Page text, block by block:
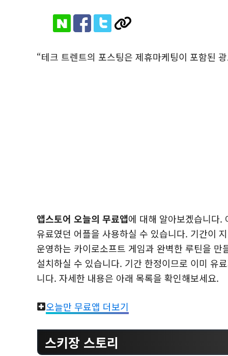
“테크 트렌트의 포스팅은 제휴마케팅이 포함된
앱스토어 오늘의 무료앱에 대해 알아보겠습니다.
유료였던 어플을 사용하실 수 있습니다. 기간이
운영하는 카이로소프트 게임과 완벽한 루틴을
설치하실 수 있습니다. 기간 한정이므로 이미 유
니다. 자세한 내용은 아래 목록을 확인해보세요.
오늘만 무료앱 더보기
스키장 스토리